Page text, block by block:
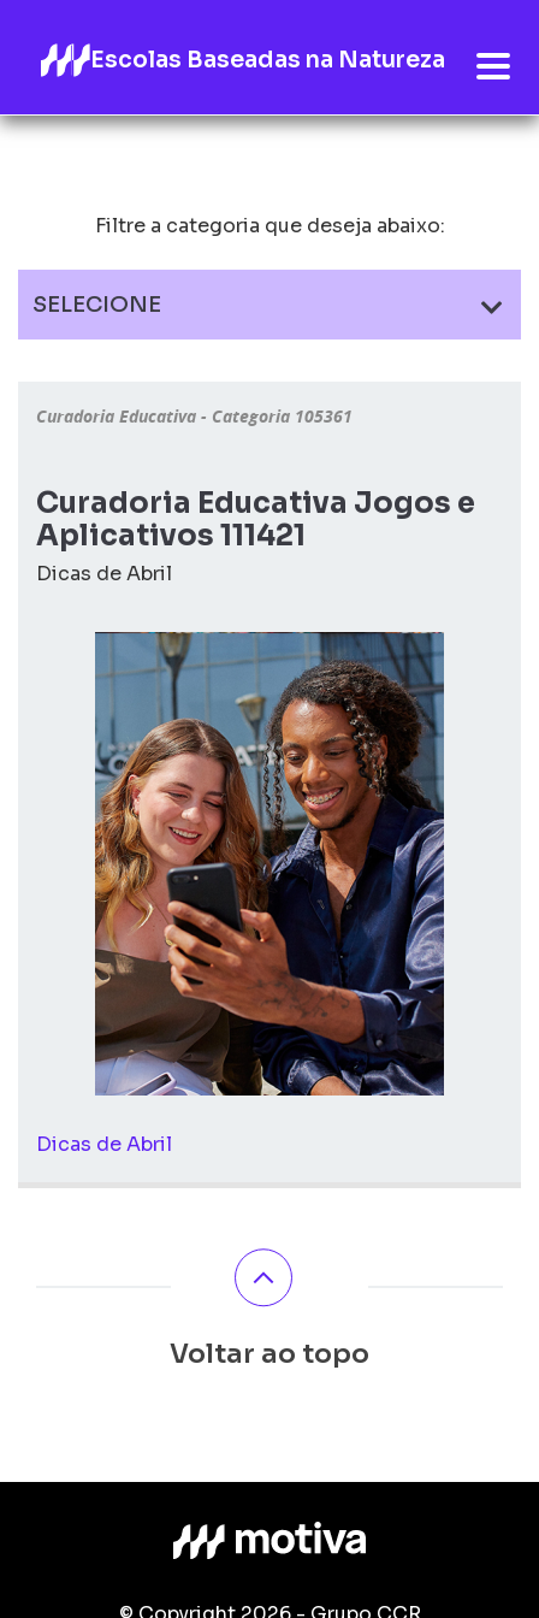
Escolas Baseadas na Natureza
Filtre a categoria que deseja abaixo:
SELECIONE
Curadoria Educativa - Categoria 105361
Curadoria Educativa Jogos e
Aplicativos 111421
Dicas de Abril
Dicas de Abril
Voltar ao topo